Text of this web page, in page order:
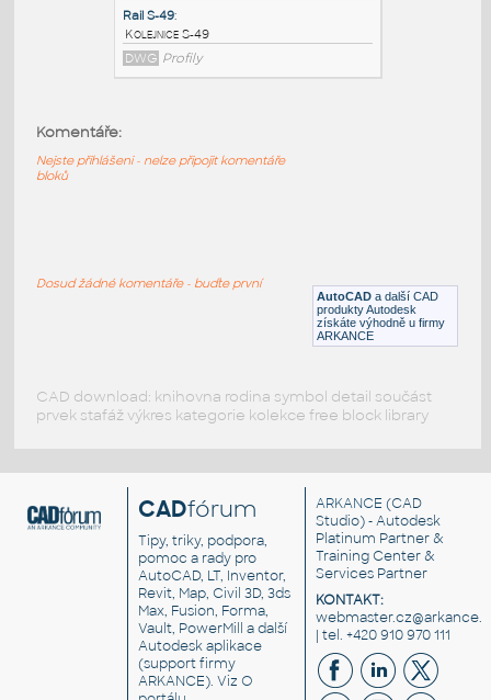
IPT Profily
DWG Profily
DWG Profily AutoCAD a další CAD
produkty Autodesk
získáte výhodně u firmy
ARKANCE
Komentáře:
Nejste přihlášeni - nelze připojit komentáře
bloků
Dosud žádné komentáře - buďte první
CAD download: knihovna rodina symbol detail součást
prvek stafáž výkres kategorie kolekce free block library
CADfórum
Tipy, triky, podpora,
pomoc a rady pro
AutoCAD, LT, Inventor,
Revit, Map, Civil 3D, 3ds
Max, Fusion, Forma,
Vault, PowerMill a další
Autodesk aplikace
(support firmy
ARKANCE). VizO
ARKANCE (CAD
Studio) - Autodesk
Platinum Partner &
Training Center &
Services Partner
KONTAKT:
| tel. +420 910 970 111